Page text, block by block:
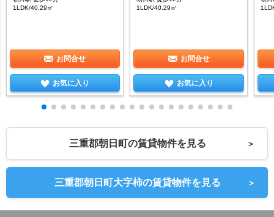
1LDK/40.29㎡
お問合せ
お気に入り
1LDK/40.29㎡
お問合せ
お気に入り
三重郡朝日町の賃貸物件を見る ＞
三重郡朝日町大字柿の賃貸物件を見る ＞